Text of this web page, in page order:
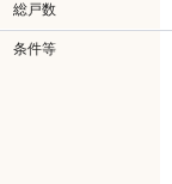
総戸数
条件等